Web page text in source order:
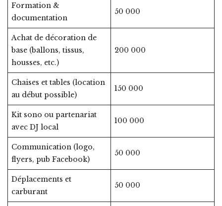
Formation &
documentation
50 000
Achat de décoration de
base (ballons, tissus,
housses, etc.)
200 000
Chaises et tables (location
au début possible)
150 000
Kit sono ou partenariat
avec DJ local
100 000
Communication (logo,
flyers, pub Facebook)
50 000
Déplacements et
carburant
50 000